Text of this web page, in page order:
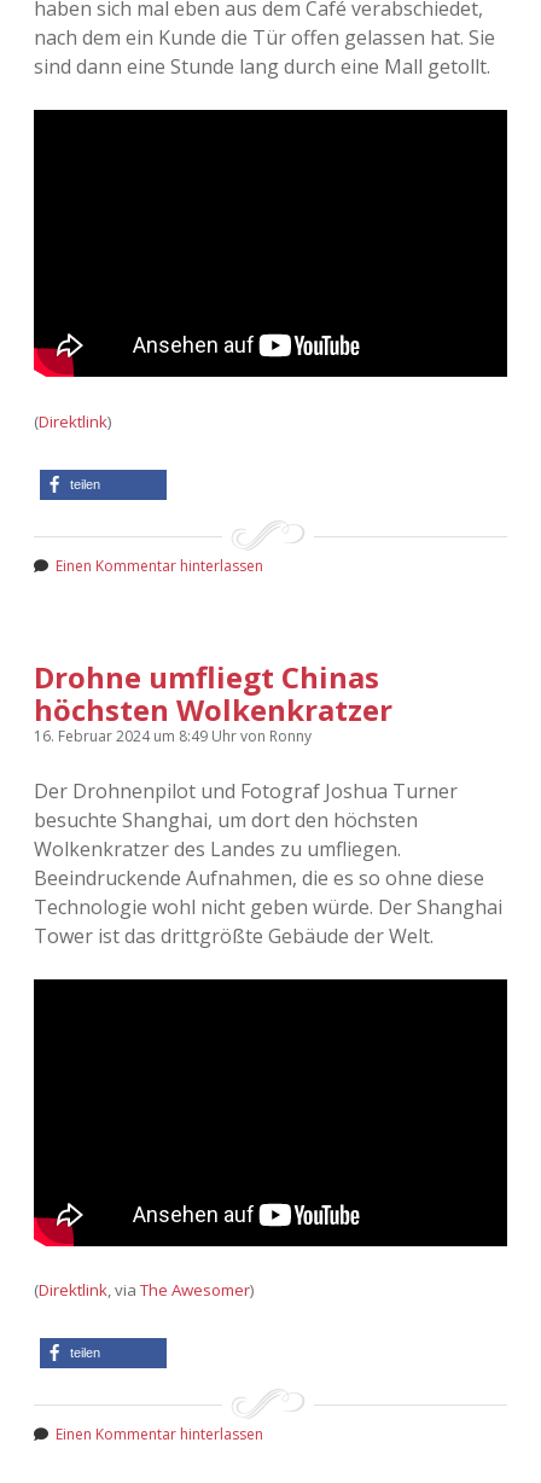
haben sich mal eben aus dem Café verabschiedet,
nach dem ein Kunde die Tür offen gelassen hat. Sie
sind dann eine Stunde lang durch eine Mall getollt.
(Direktlink)
teilen
Einen Kommentar hinterlassen
Drohne umfliegt Chinas
höchsten Wolkenkratzer
16. Februar 2024um 8:49 Uhrvon Ronny
Der Drohnenpilot und Fotograf Joshua Turner
besuchte Shanghai, um dort den höchsten
Wolkenkratzer des Landes zu umfliegen.
Beeindruckende Aufnahmen, die es so ohne diese
Technologie wohl nicht geben würde. Der Shanghai
Tower ist das drittgrößte Gebäude der Welt.
(Direktlink, viaThe Awesomer)
teilen
Einen Kommentar hinterlassen